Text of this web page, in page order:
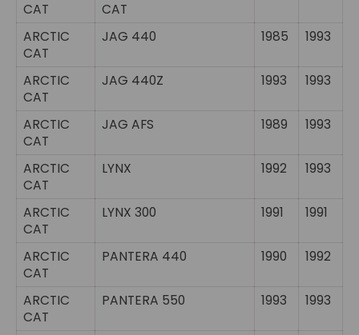
CAT
CAT
ARCTIC
CAT
JAG 440 1985 1993
ARCTIC
CAT
JAG 440Z 1993 1993
ARCTIC
CAT
JAG AFS 1989 1993
ARCTIC
CAT
LYNX 1992 1993
ARCTIC
CAT
LYNX 300 1991 1991
ARCTIC
CAT
PANTERA 440 1990 1992
ARCTIC
CAT
PANTERA 550 1993 1993